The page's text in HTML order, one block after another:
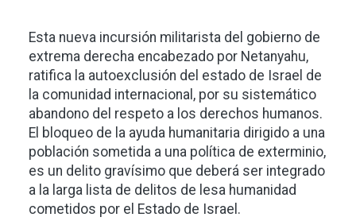
Esta nueva incursión militarista del gobierno de
extrema derecha encabezado por Netanyahu,
ratifica la autoexclusión del estado de Israel de
la comunidad internacional, por su sistemático
abandono del respeto a los derechos humanos.
El bloqueo de la ayuda humanitaria dirigido a una
población sometida a una política de exterminio,
es un delito gravísimo que deberá ser integrado
a la larga lista de delitos de lesa humanidad
cometidos por el Estado de Israel.